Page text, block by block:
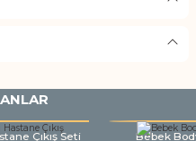
Çıkış Seti Bebek